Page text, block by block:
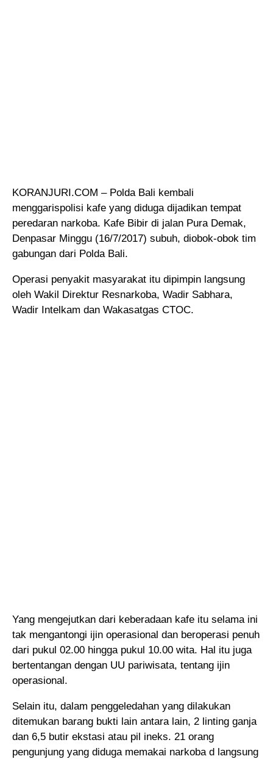
KORANJURI.COM – Polda Bali kembali
menggarispolisi kafe yang diduga dijadikan tempat
peredaran narkoba. Kafe Bibir di jalan Pura Demak,
Denpasar Minggu (16/7/2017) subuh, diobok-obok tim
gabungan dari Polda Bali.
Operasi penyakit masyarakat itu dipimpin langsung
oleh Wakil Direktur Resnarkoba, Wadir Sabhara,
Wadir Intelkam dan Wakasatgas CTOC.
Yang mengejutkan dari keberadaan kafe itu selama ini
tak mengantongi ijin operasional dan beroperasi penuh
dari pukul 02.00 hingga pukul 10.00 wita. Hal itu juga
bertentangan dengan UU pariwisata, tentang ijin
operasional.
Selain itu, dalam penggeledahan yang dilakukan
ditemukan barang bukti lain antara lain, 2 linting ganja
dan 6,5 butir ekstasi atau pil ineks. 21 orang
pengunjung yang diduga memakai narkoba d langsung